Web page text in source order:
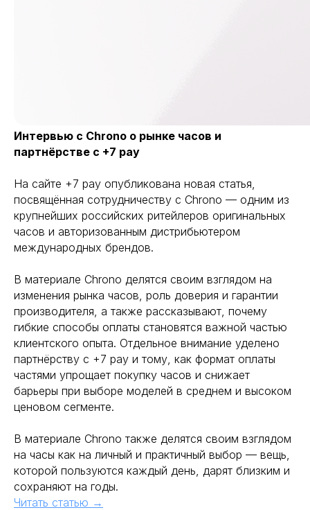
Интервью с Chrono о рынке часов и
партнёрстве с +7 pay
На сайте +7 pay опубликована новая статья,
посвящённая сотрудничеству с Chrono — одним из
крупнейших российских ритейлеров оригинальных
часов и авторизованным дистрибьютером
международных брендов.
В материале Chrono делятся своим взглядом на
изменения рынка часов, роль доверия и гарантии
производителя, а также рассказывают, почему
гибкие способы оплаты становятся важной частью
клиентского опыта. Отдельное внимание уделено
партнёрству с +7 pay и тому, как формат оплаты
частями упрощает покупку часов и снижает
барьеры при выборе моделей в среднем и высоком
ценовом сегменте.
В материале Chrono также делятся своим взглядом
на часы как на личный и практичный выбор — вещь,
которой пользуются каждый день, дарят близким и
сохраняют на годы.
Читать статью →